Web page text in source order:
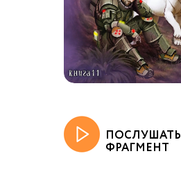
ПОСЛУШАТЬ
ФРАГМЕНТ